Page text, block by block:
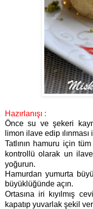
Hazırlanışı :
Önce su ve şekeri
limon ilave edip
Tatlının hamuru için
kontrollü olarak un
yoğurun.
Hamurdan yumurta
büyüklüğünde açın.
Ortasına iri kıyılmış
kapatıp yuvarlak şekil